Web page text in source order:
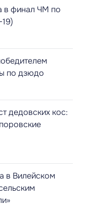
в финал ЧМ по
по дзюдо
дедовских кос:
в Вилейском